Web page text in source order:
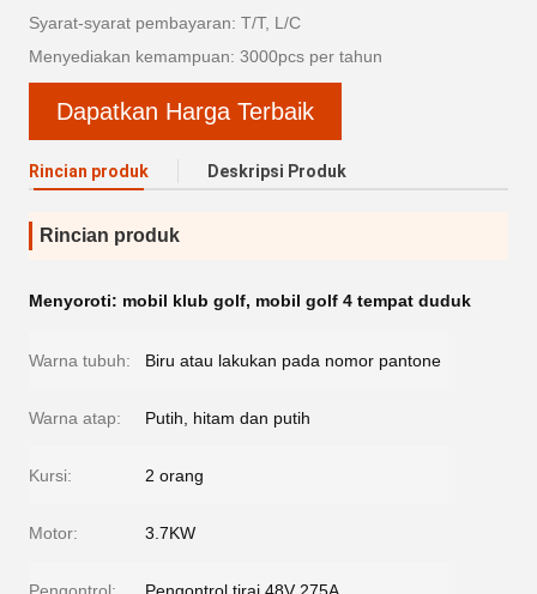
Syarat-syarat pembayaran: T/T, L/C
Menyediakan kemampuan: 3000pcs per tahun
Dapatkan Harga Terbaik
Rincian produk Deskripsi Produk
Rincian produk
Menyoroti: mobil klub golf, mobil golf 4 tempat duduk
Warna tubuh: Biru atau lakukan pada nomor pantone
Warna atap: Putih, hitam dan putih
Kursi: 2 orang
Motor: 3.7KW